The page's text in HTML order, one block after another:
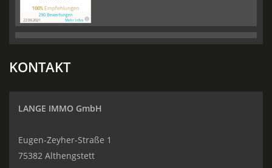
KONTAKT
LANGE IMMO GmbH
Eugen-Zeyher-Straße 1
75382 Althengstett